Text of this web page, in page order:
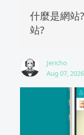
什麼是網站
站?
Jericho
Aug 07, 2026